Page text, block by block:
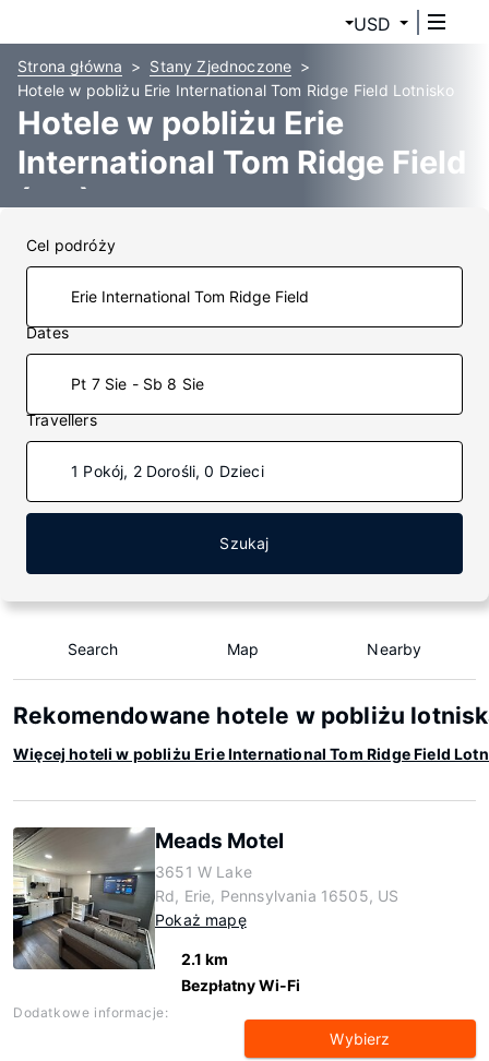
USD
Strona główna
Stany Zjednoczone
Hotele w pobliżu Erie International Tom Ridge Field Lotnisko
Hotele w pobliżu Erie
International Tom Ridge Field
(ERI)
Cel podróży
Dates
Pt 7 Sie - Sb 8 Sie
Travellers
1 Pokój, 2 Dorośli, 0 Dzieci
Szukaj
Search Map Nearby
Rekomendowane hotele w pobliżu
Więcej hoteli w pobliżu Erie International Tom Ridge Field
Meads Motel
3651 W Lake
Rd, Erie, Pennsylvania 16505, US
Pokaż mapę
2.1 km
Bezpłatny Wi-Fi
Dodatkowe informacje:
Wybierz